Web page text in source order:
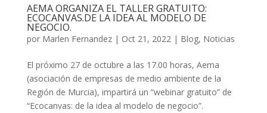
AEMA ORGANIZA EL TALLER GRATUITO:
ECOCANVAS.DE LA IDEA AL MODELO DE
NEGOCIO.
por Marlen Fernandez| Oct 21, 2022| Blog, Noticias
El próximo 27 de octubre a las 17.00 horas, Aema
(asociación de empresas de medio ambiente de la
Región de Murcia), impartirá un “webinar gratuito” de
“Ecocanvas: de la idea al modelo de negocio”.